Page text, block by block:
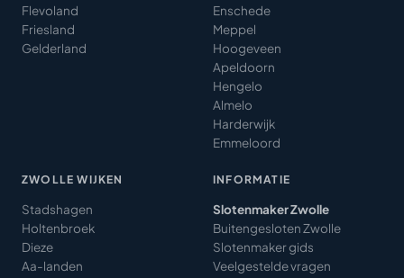
Flevoland
Friesland
Gelderland
Enschede
Meppel
Hoogeveen
Apeldoorn
Hengelo
Almelo
Harderwijk
Emmeloord
ZWOLLE WIJKEN
Stadshagen
Holtenbroek
Dieze
Aa-landen
INFORMATIE
Slotenmaker Zwolle
Buitengesloten Zwolle
Slotenmaker gids
Veelgestelde vragen